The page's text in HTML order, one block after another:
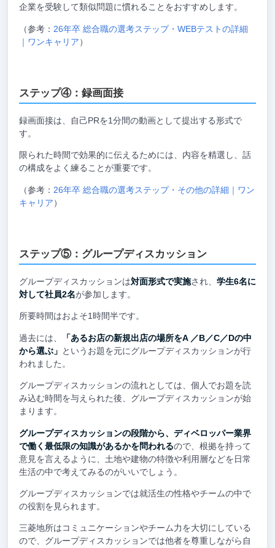
企業を受験して類似問題に慣れることをおすすめします。
（参考： 26年卒 総合職の選考ステップ・WEBテストの詳細
｜ワンキャリア）
ステップ④：録画面接
録画面接は、自己PRを1分間の動画として提出する形式で
す。
限られた時間で効果的に伝えるためには、内容を精選し、話
の構成をよく練ることが重要です。
（参考： 26年卒 総合職の選考ステップ・その他の詳細｜ワン
キャリア）
ステップ⑤：グループディスカッション
グループディスカッションは対面形式で実施され、 学生6名に
対して社員2名が参加します。
所要時間はおよそ1時間半です。
過去には、
「あるお店の新規出店の場所をA ／B／C／Dの中
から選ぶ」 というお題を元にグループディスカッションが行
われました。
グループディスカッションの流れとしては、個人でお題を読
み込む時間を与えられた後、グループディスカッションが始
まります。
グループディスカッションの段階から、ディベロッパー業界
で働く最低限の知識があるかを問われるので、根拠を持って
意見を言えるように、土地や建物の特徴や利用層などを日常
生活の中で考えてみるのがいいでしょう。
グループディスカッションでは就活生の性格やチームの中で
の役割を見られます。
三菱地所はコミュニケーションやチーム力を大切にしている
ので、グループディスカッションでは他者を尊重しながら自